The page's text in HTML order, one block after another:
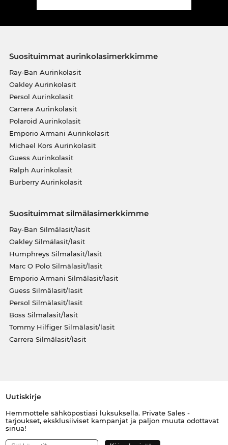
Suosituimmat aurinkolasimerkkimme
Ray-Ban Aurinkolasit
Oakley Aurinkolasit
Persol Aurinkolasit
Carrera Aurinkolasit
Polaroid Aurinkolasit
Emporio Armani Aurinkolasit
Michael Kors Aurinkolasit
Guess Aurinkolasit
Ralph Aurinkolasit
Burberry Aurinkolasit
Suosituimmat silmälasimerkkimme
Ray-Ban Silmälasit/lasit
Oakley Silmälasit/lasit
Humphreys Silmälasit/lasit
Marc O Polo Silmälasit/lasit
Emporio Armani Silmälasit/lasit
Guess Silmälasit/lasit
Persol Silmälasit/lasit
Boss Silmälasit/lasit
Tommy Hilfiger Silmälasit/lasit
Carrera Silmälasit/lasit
Uutiskirje
Hemmottele sähköpostiasi luksuksella. Private Sales -
tarjoukset, eksklusiiviset kampanjat ja paljon muuta odottavat
sinua!